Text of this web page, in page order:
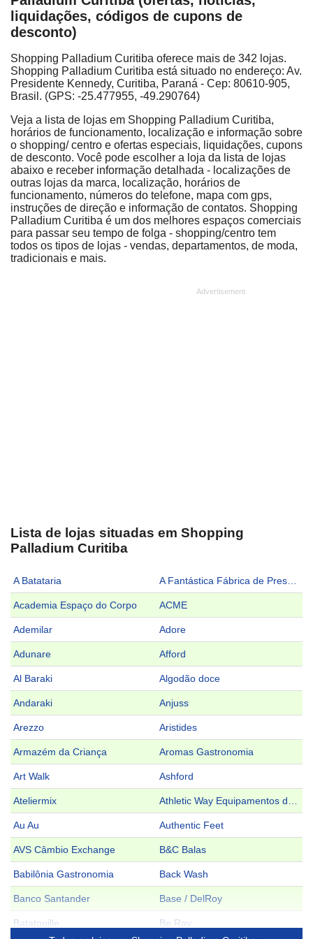
liquidações, códigos de cupons de
desconto)
Shopping Palladium Curitiba oferece mais de 342 lojas.
Shopping Palladium Curitiba está situado no endereço: Av.
Presidente Kennedy, Curitiba, Paraná - Cep: 80610-905,
Brasil. (GPS: -25.477955, -49.290764)
Veja a lista de lojas em Shopping Palladium Curitiba,
horários de funcionamento, localização e informação sobre
o shopping/ centro e ofertas especiais, liquidações, cupons
de desconto. Você pode escolher a loja da lista de lojas
abaixo e receber informação detalhada - localizações de
outras lojas da marca, localização, horários de
funcionamento, números do telefone, mapa com gps,
instruções de direção e informação de contatos. Shopping
Palladium Curitiba é um dos melhores espaços comerciais
para passar seu tempo de folga - shopping/centro tem
todos os tipos de lojas - vendas, departamentos, de moda,
tradicionais e mais.
Lista de lojas situadas em Shopping
Palladium Curitiba
A Batataria A Fantástica Fábrica de Presentes
Academia Espaço do Corpo ACME
Ademilar Adore
Adunare Afford
Al Baraki Algodão doce
Andaraki Anjuss
Arezzo Aristides
Armazém da Criança Aromas Gastronomia
Art Walk Ashford
Ateliermix Athletic Way Equipamentos de Ginástica
Au Au Authentic Feet
AVS Câmbio Exchange B&C Balas
Babilônia Gastronomia Back Wash
Banco Santander Base / DelRoy
Batatouille Be Ray